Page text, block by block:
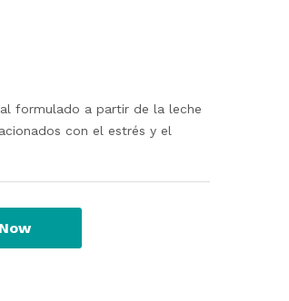
formulado a partir de la leche
con el estrés y el